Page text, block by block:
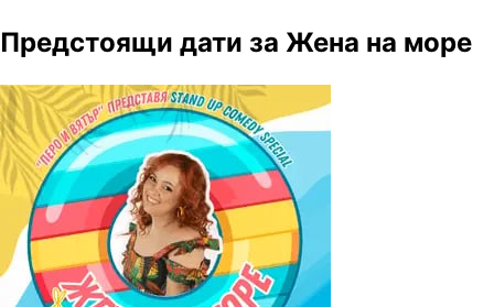
Предстоящи дати за Жена на море